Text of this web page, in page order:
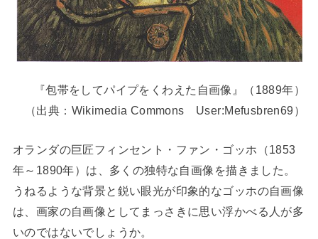
『包帯をしてパイプをくわえた自画像』（1889年）
（出典：Wikimedia Commons User:Mefusbren69）
オランダの巨匠フィンセント・ファン・ゴッホ（1853
年～1890年）は、多くの独特な自画像を描きました。
うねるような背景と鋭い眼光が印象的なゴッホの自画像
は、画家の自画像としてまっさきに思い浮かべる人が多
いのではないでしょうか。